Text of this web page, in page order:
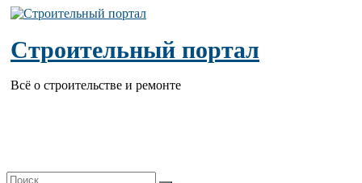
Перейти
содержимому
Строительный портал
Всё о строительстве и ремонте